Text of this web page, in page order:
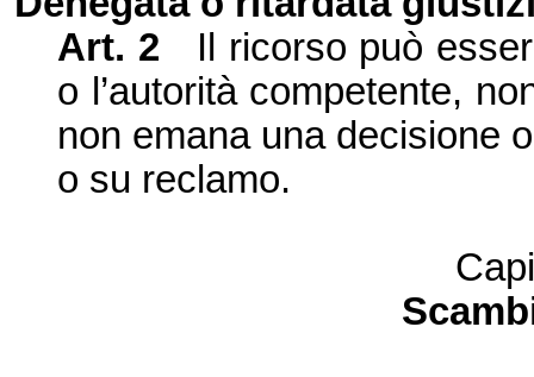
Art. 2
Il ricorso può
o l’autorità competente,
non emana una decisione
o su reclamo.